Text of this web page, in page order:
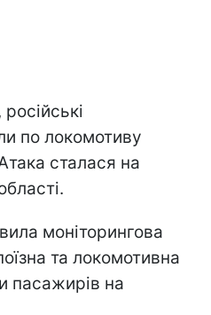
по локомотиву
сталася на
моніторингова
та локомотивна
пасажирів на